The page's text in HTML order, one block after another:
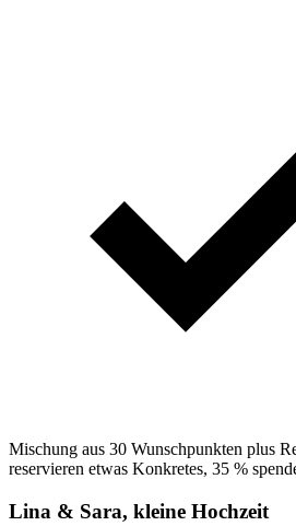
Mischung aus 30 Wunschpunkten plus
reservieren etwas Konkretes, 35 %
Lina & Sara, kleine Hochzeit